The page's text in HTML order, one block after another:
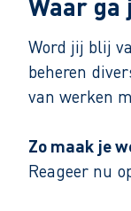
Word jij blij
beheren
van werken
Zo maak je
Reageer nu